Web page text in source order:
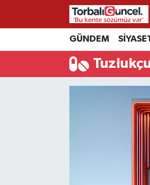
GÜNDEM
İzmir Nöbetçi Eczaneler
İzmir Hava Durumu
İzmir Trafik Yoğunluk Haritası